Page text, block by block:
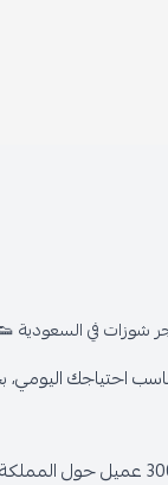
شوزات في السعودية
احتياجك